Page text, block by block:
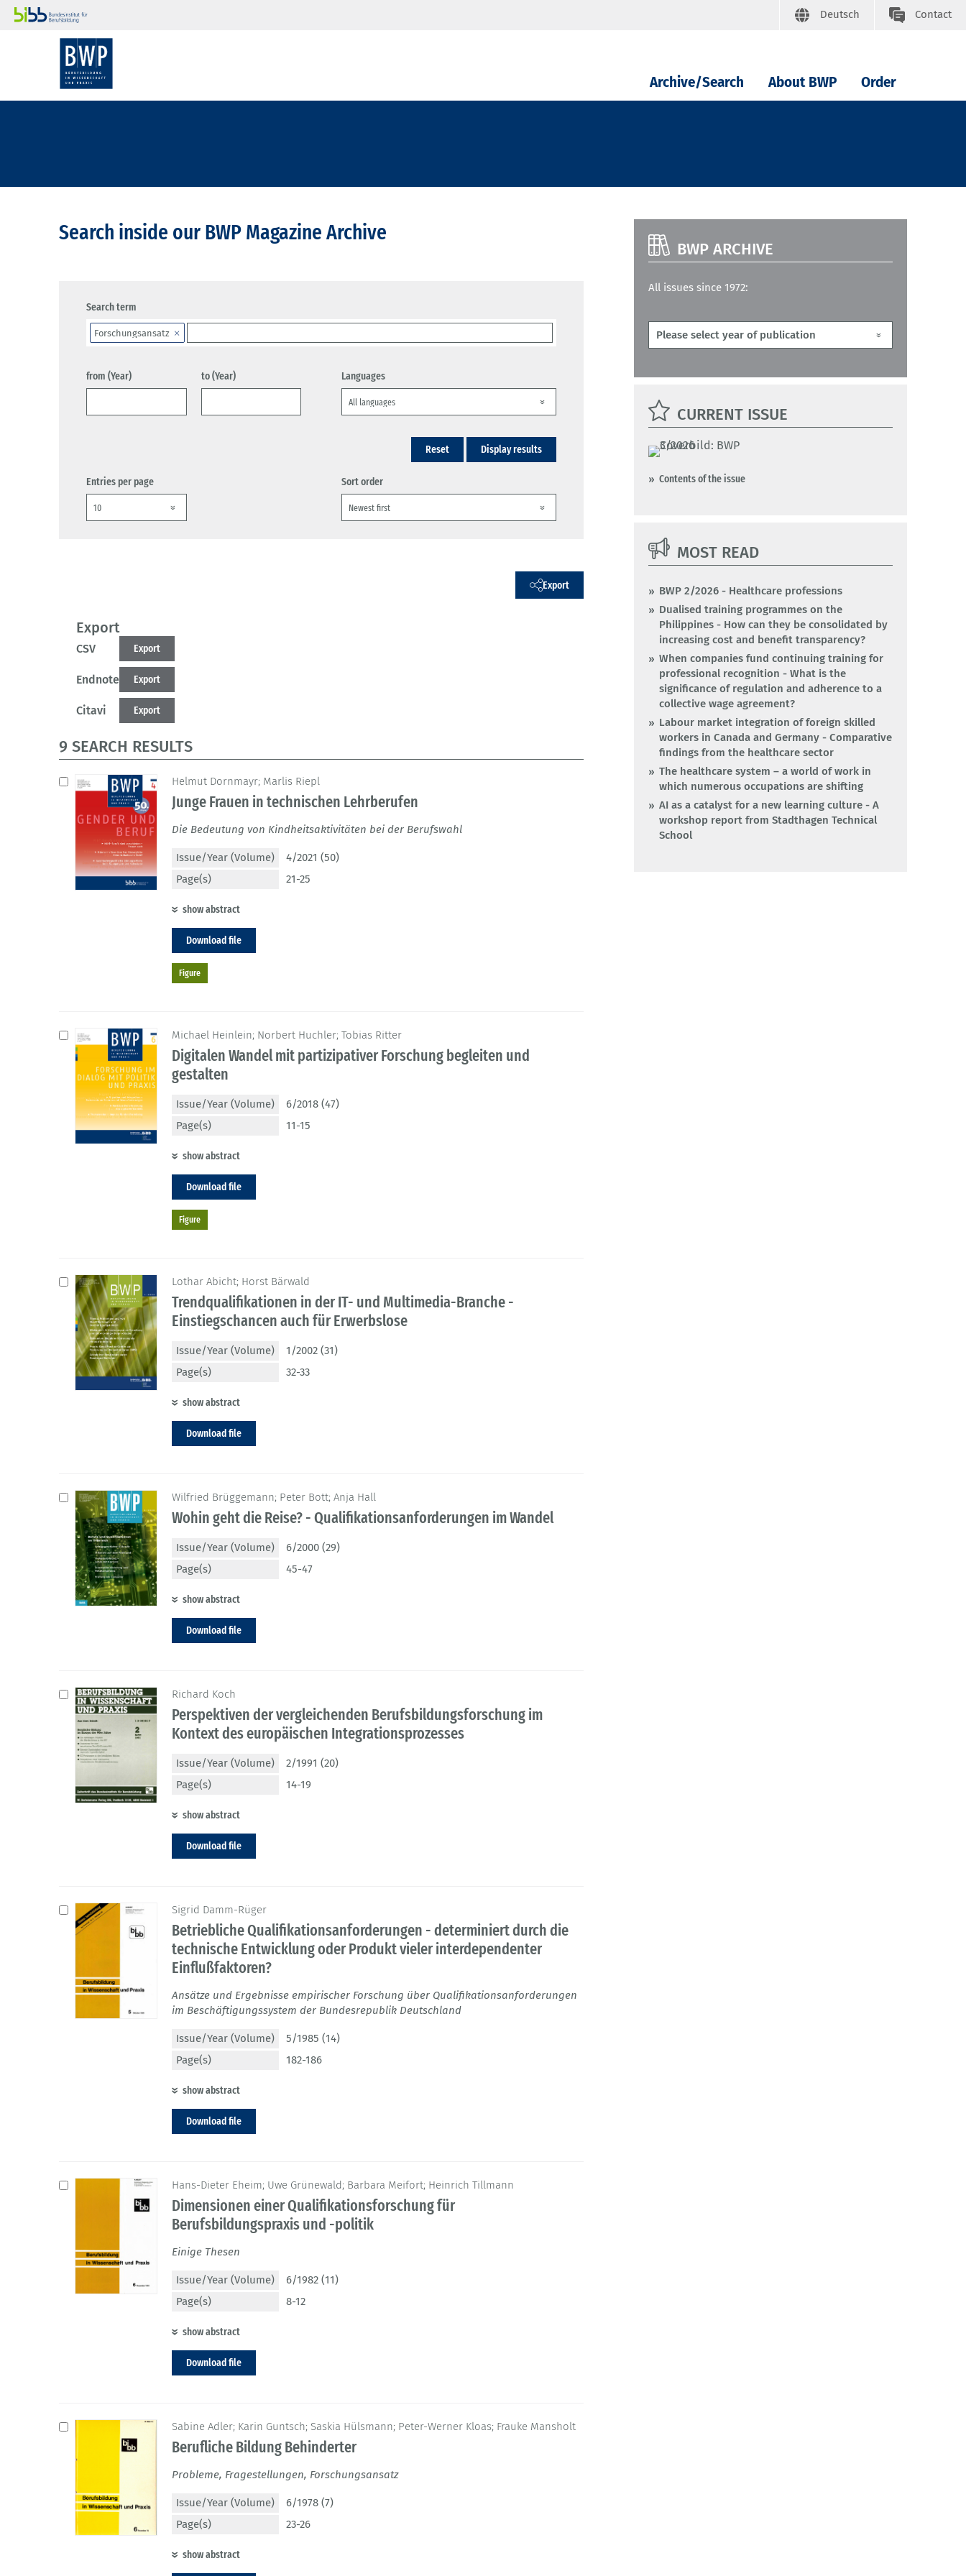
Deutsch Contact
Archive/Search About BWP Order
Search inside our BWP Magazine Archive
Search term
Forschungsansatz
from (Year) to (Year) Languages
Reset Display results
Entries per page Sort order
Export
Export
CSV Export
Endnote Export
Citavi Export
9 SEARCH RESULTS
Helmut Dornmayr; Marlis Riepl
Junge Frauen in technischen Lehrberufen
Die Bedeutung von Kindheitsaktivitäten bei der Berufswahl
Issue/Year (Volume)
4/2021 (50)
Page(s)
21-25
show abstract
Download file
Figure
Michael Heinlein; Norbert Huchler; Tobias Ritter
Digitalen Wandel mit partizipativer Forschung begleiten und
gestalten
Issue/Year (Volume)
6/2018 (47)
Page(s)
11-15
show abstract
Download file
Figure
Lothar Abicht; Horst Bärwald
Trendqualifikationen in der IT- und Multimedia-Branche -
Einstiegschancen auch für Erwerbslose
Issue/Year (Volume)
1/2002 (31)
Page(s)
32-33
show abstract
Download file
Wilfried Brüggemann; Peter Bott; Anja Hall
Wohin geht die Reise? - Qualifikationsanforderungen im Wandel
Issue/Year (Volume)
6/2000 (29)
Page(s)
45-47
show abstract
Download file
Richard Koch
Perspektiven der vergleichenden Berufsbildungsforschung im
Kontext des europäischen Integrationsprozesses
Issue/Year (Volume)
2/1991 (20)
Page(s)
14-19
show abstract
Download file
Sigrid Damm-Rüger
Betriebliche Qualifikationsanforderungen - determiniert durch die
technische Entwicklung oder Produkt vieler interdependenter
Einflußfaktoren?
Ansätze und Ergebnisse empirischer Forschung über Qualifikationsanforderungen
im Beschäftigungssystem der Bundesrepublik Deutschland
Issue/Year (Volume)
5/1985 (14)
Page(s)
182-186
show abstract
Download file
Hans-Dieter Eheim; Uwe Grünewald; Barbara Meifort; Heinrich Tillmann
Dimensionen einer Qualifikationsforschung für
Berufsbildungspraxis und -politik
Einige Thesen
Issue/Year (Volume)
6/1982 (11)
Page(s)
8-12
show abstract
Download file
Sabine Adler; Karin Guntsch; Saskia Hülsmann; Peter-Werner Kloas; Frauke Mansholt
Berufliche Bildung Behinderter
Probleme, Fragestellungen, Forschungsansatz
Issue/Year (Volume)
6/1978 (7)
Page(s)
23-26
show abstract
BWP ARCHIVE
All issues since 1972:
CURRENT ISSUE
Contents of the issue
MOST READ
BWP 2/2026 - Healthcare professions
Dualised training programmes on the
Philippines - How can they be consolidated by
increasing cost and benefit transparency?
When companies fund continuing training for
professional recognition - What is the
significance of regulation and adherence to a
collective wage agreement?
Labour market integration of foreign skilled
workers in Canada and Germany - Comparative
findings from the healthcare sector
The healthcare system – a world of work in
which numerous occupations are shifting
AI as a catalyst for a new learning culture - A
workshop report from Stadthagen Technical
School